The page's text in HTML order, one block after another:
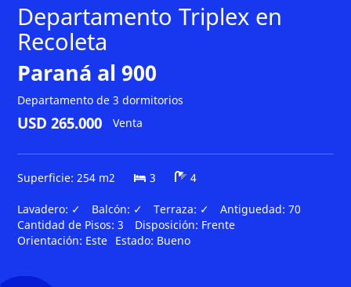
Departamento Triplex en
Recoleta
Paraná al 900
Departamento de 3 dormitorios
USD 265.000 Venta
Superficie: 254 m2 3 4
Lavadero: ✓ Balcón: ✓ Terraza: ✓ Antiguedad:70
Cantidad de Pisos:3 Disposición: Frente
Orientación: Este Estado: Bueno